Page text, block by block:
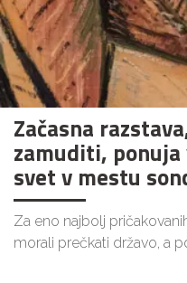
Začasna
zamuditi, ponuja
svet v mestu
Za eno najbolj
morali prečkati državo, a